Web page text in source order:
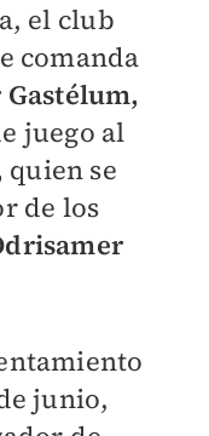
el club
comanda
juego al
quien se
de los
junio,